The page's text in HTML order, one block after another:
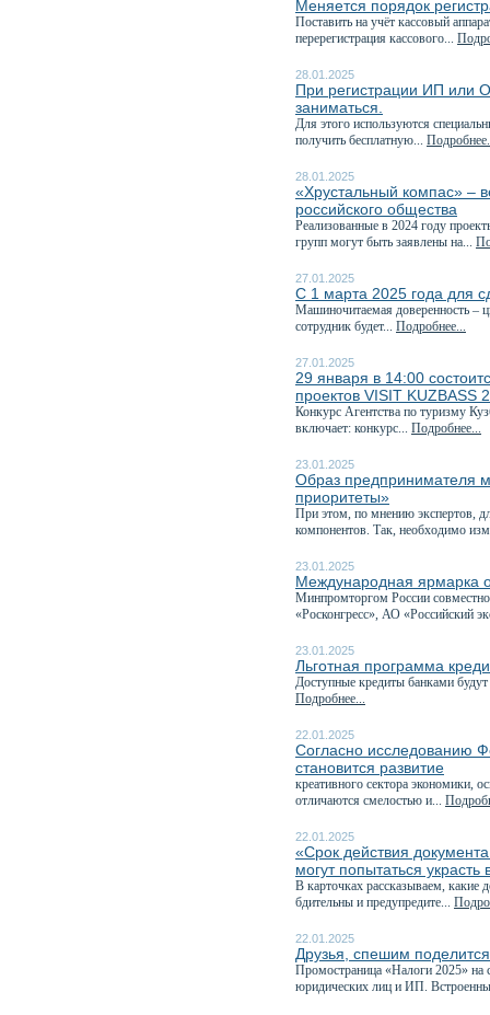
Меняется порядок
Поставить на учёт кассовый
перерегистрация кассового...
28.01.2025
При регистрации ИП или
заниматься.
Для этого используются
получить бесплатную...
28.01.2025
«Хрустальный компас» –
российского общества
Реализованные в 2024 году
групп могут быть заявлены на...
27.01.2025
С 1 марта 2025 года для
Машиночитаемая доверенность –
сотрудник будет... Подробнее...
27.01.2025
29 января в 14:00
проектов VISIT KUZBASS
Конкурс Агентства по туризму
включает: конкурс... Подробнее...
23.01.2025
Образ предпринимателя
приоритеты»
При этом, по мнению экспертов,
компонентов. Так, необходимо
23.01.2025
Международная ярмарка
Минпромторгом России
«Росконгресс», АО «Российский
23.01.2025
Льготная программа
Доступные кредиты банками
Подробнее...
22.01.2025
Согласно исследованию
становится развитие
креативного сектора экономики,
отличаются смелостью и...
22.01.2025
«Срок действия
могут попытаться
В карточках рассказываем, какие
бдительны и предупредите...
22.01.2025
Друзья, спешим
Промостраница «Налоги 2025» на
юридических лиц и ИП.